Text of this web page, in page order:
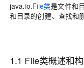
java.io.File类是文件和
和目录的创建、查找和
1.1 File类概述和